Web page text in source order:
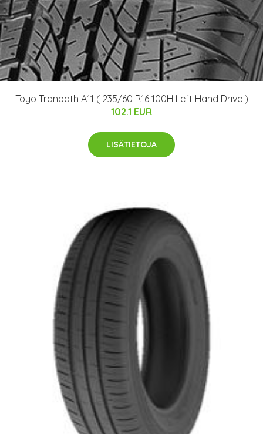
Toyo Tranpath A11 ( 235/60 R16 100H Left Hand Drive )
102.1 EUR
LISÄTIETOJA